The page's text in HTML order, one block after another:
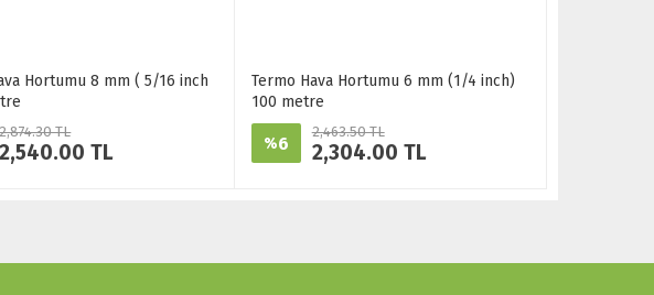
Hortumu 8 mm ( 5/16 inch
2,874.30 TL
2,540.00 TL
Termo Hava Hortumu 6 mm (1/4 inch)
100 metre
%6
2,463.50 TL
2,304.00 TL